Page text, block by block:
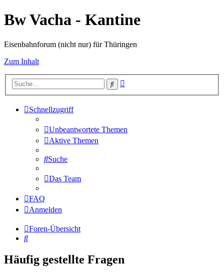
Bw Vacha - Kantine
Eisenbahnforum (nicht nur) für Thüringen
Zum Inhalt
Suche
Schnellzugriff
Unbeantwortete Themen
Aktive Themen
Suche
Das Team
FAQ
Anmelden
Foren-Übersicht
Suche
Häufig gestellte Fragen